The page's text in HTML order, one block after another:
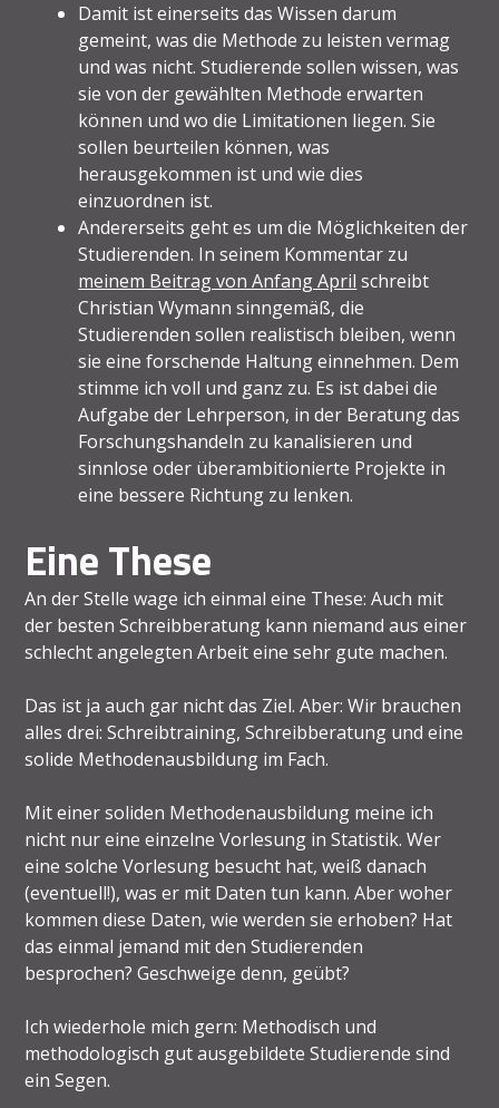
Damit ist einerseits das Wissen darum
gemeint, was die Methode zu leisten vermag
und was nicht. Studierende sollen wissen, was
sie von der gewählten Methode erwarten
können und wo die Limitationen liegen. Sie
sollen beurteilen können, was
herausgekommen ist und wie dies
einzuordnen ist.
Andererseits geht es um die Möglichkeiten der
Studierenden. In seinem Kommentar zu
meinem Beitrag von Anfang April schreibt
Christian Wymann sinngemäß, die
Studierenden sollen realistisch bleiben, wenn
sie eine forschende Haltung einnehmen. Dem
stimme ich voll und ganz zu. Es ist dabei die
Aufgabe der Lehrperson, in der Beratung das
Forschungshandeln zu kanalisieren und
sinnlose oder überambitionierte Projekte in
eine bessere Richtung zu lenken.
Eine These
An der Stelle wage ich einmal eine These: Auch mit
der besten Schreibberatung kann niemand aus einer
schlecht angelegten Arbeit eine sehr gute machen.
Das ist ja auch gar nicht das Ziel. Aber: Wir brauchen
alles drei: Schreibtraining, Schreibberatung und eine
solide Methodenausbildung im Fach.
Mit einer soliden Methodenausbildung meine ich
nicht nur eine einzelne Vorlesung in Statistik. Wer
eine solche Vorlesung besucht hat, weiß danach
(eventuell!), was er mit Daten tun kann. Aber woher
kommen diese Daten, wie werden sie erhoben? Hat
das einmal jemand mit den Studierenden
besprochen? Geschweige denn, geübt?
Ich wiederhole mich gern: Methodisch und
methodologisch gut ausgebildete Studierende sind
ein Segen.